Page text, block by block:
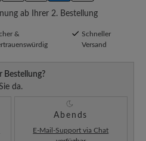
ab Ihrer 2. Bestellung
&
Schneller
Versand
Bestellung?
da.
Abends
E-Mail-Support via Chat